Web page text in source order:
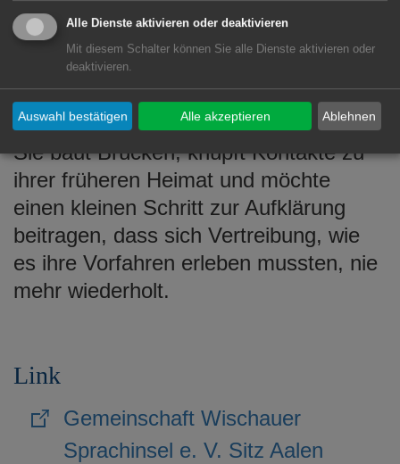
Die Gemeinschaft Wischauer
Patenschaft e.V. bestückt
Ausstellungen und Museen und fördert
junge Menschen, die sich mit der
Wischauer Geschichte beschäftigen.
Sie baut Brücken, knüpft Kontakte zu
ihrer früheren Heimat und möchte
einen kleinen Schritt zur Aufklärung
beitragen, dass sich Vertreibung, wie
es ihre Vorfahren erleben mussten, nie
mehr wiederholt.
Link
Gemeinschaft Wischauer
Sprachinsel e. V. Sitz Aalen
Alle Dienste aktivieren oder deaktivieren
Mit diesem Schalter können Sie alle Dienste aktivieren oder
deaktivieren.
Ablehnen
Auswahl bestätigen Alle akzeptieren